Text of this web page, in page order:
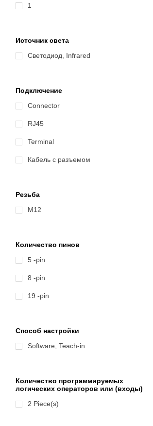
1
Источник света
Светодиод, Infrared
Подключение
Connector
RJ45
Terminal
Кабель с разъемом
Резьба
M12
Количество пинов
5 -pin
8 -pin
19 -pin
Способ настройки
Software, Teach-in
Количество программируемых
логических операторов или (входы)
2 Piece(s)